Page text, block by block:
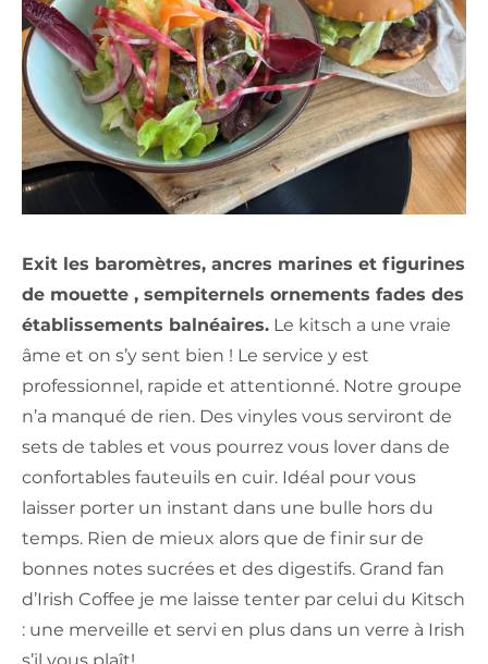
Exit les baromètres, ancres marines et figurines
de mouette , sempiternels ornements fades des
établissements balnéaires. Le kitsch a une vraie
âme et on s’y sent bien ! Le service y est
professionnel, rapide et attentionné. Notre groupe
n’a manqué de rien. Des vinyles vous serviront de
sets de tables et vous pourrez vous lover dans de
confortables fauteuils en cuir. Idéal pour vous
laisser porter un instant dans une bulle hors du
temps. Rien de mieux alors que de finir sur de
bonnes notes sucrées et des digestifs. Grand fan
d’Irish Coffee je me laisse tenter par celui du Kitsch
: une merveille et servi en plus dans un verre à Irish